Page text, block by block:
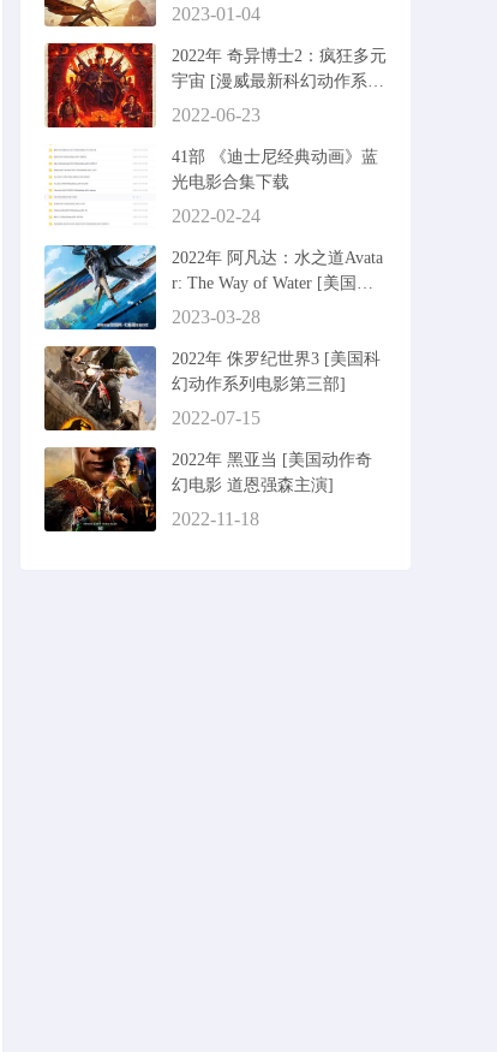
2023-01-04
2022年 奇异博士2：疯狂多元
宇宙 [漫威最新科幻动作系列
第二部]
2022-06-23
41部 《迪士尼经典动画》蓝
光电影合集下载
2022-02-24
2022年 阿凡达：水之道Avata
r: The Way of Water [美国科
幻动作冒险电影]
2023-03-28
2022年 侏罗纪世界3 [美国科
幻动作系列电影第三部]
2022-07-15
2022年 黑亚当 [美国动作奇
幻电影 道恩强森主演]
2022-11-18